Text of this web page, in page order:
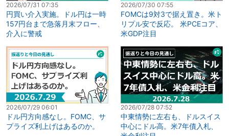
2026/07/31 07:35
円買い介入実施。ドル円は一時
157円台まで急落月末フロー、
介入に警戒
2026/07/30 07:55
FOMCは9対3で据え置き。米ト
リプル安で反応。 米PCEコア、
米GDP注目
2026/07/29 06:01
ドル円方向感なし。FOMC、サ
プライズ利上げはあるのか。
2026/07/28 07:52
中東情勢に左右も、ドルスイス
中心にドル高。米7年債入札、